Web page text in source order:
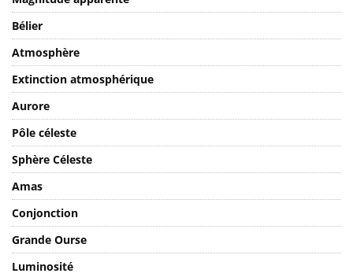
Bélier
Atmosphère
Extinction atmosphérique
Aurore
Pôle céleste
Sphère Céleste
Amas
Conjonction
Grande Ourse
Luminosité